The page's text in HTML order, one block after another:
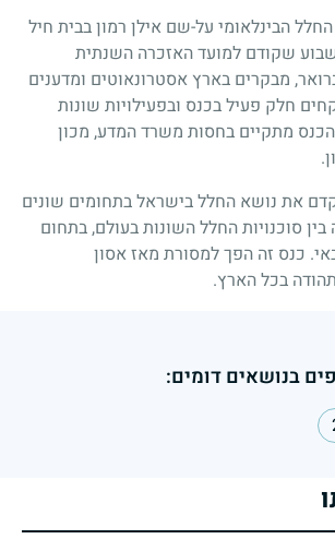
הבינלאומי על-שם אילן רמון בבית חיל
שקודם למועד האזכרה השנתית
ב-1 בפברואר, מבקרים בארץ אסטרונאוטים ומדענים
חלק פעיל בכנס ובפעילויות שונות
מתקיים בחסות משרד המדע, מכון
את נושא החלל בישראל בתחומים שונים
סוכנויות החלל השונות בעולם, בתחום
כנס זה הפך למסורת מאז אסון
בכל הארץ.
בנושאים דומים: